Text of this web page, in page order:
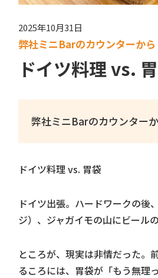
2025年10月31日
弊社ミニBarのカウンターか
ドイツ料理 vs.
弊社ミニBarのカウンター
ドイツ料理 vs. 胃袋
ドイツ出張。ハードワークの後
ジ）、ジャガイモの山にビール
ところが、現実は非情だった。
るころには、胃袋が「もう無理